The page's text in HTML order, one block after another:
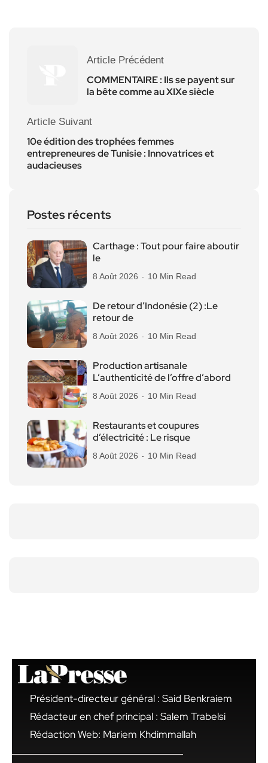
Article Précédent
COMMENTAIRE : Ils se payent sur
la bête comme au XIXe siècle
Article Suivant
10e édition des trophées femmes
entrepreneures de Tunisie : Innovatrices et
audacieuses
Postes récents
Carthage : Tout pour faire aboutir
le
8 Août 2026 10 Min Read
De retour d’Indonésie (2) :Le
retour de
8 Août 2026 10 Min Read
Production artisanale
L’authenticité de l’offre d’abord
8 Août 2026 10 Min Read
Restaurants et coupures
d’électricité : Le risque
8 Août 2026 10 Min Read
Président-directeur général : Said Benkraiem
Rédacteur en chef principal : Salem Trabelsi
Rédaction Web: Mariem Khdimmallah